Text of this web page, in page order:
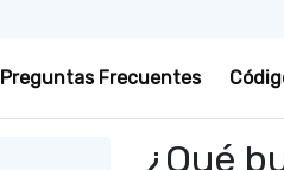
Preguntas Frecuentes
¿Qué